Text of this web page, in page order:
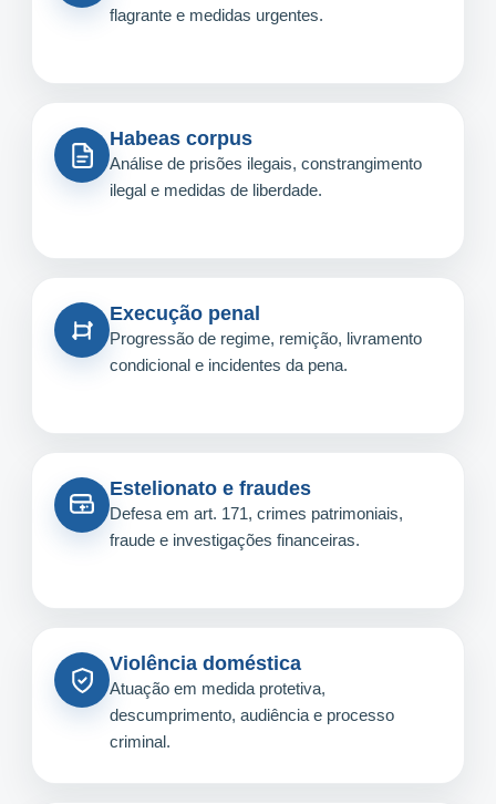
flagrante e medidas urgentes.
Habeas corpus
Análise de prisões ilegais, constrangimento
ilegal e medidas de liberdade.
Execução penal
Progressão de regime, remição, livramento
condicional e incidentes da pena.
Estelionato e fraudes
Defesa em art. 171, crimes patrimoniais,
fraude e investigações financeiras.
Violência doméstica
Atuação em medida protetiva,
descumprimento, audiência e processo
criminal.